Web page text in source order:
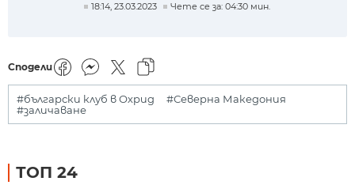
18:14, 23.03.2023 Чете се за: 04:30 мин.
Сподели
#български клуб в Охрид
#Северна Македония
#заличаване
ТОП 24